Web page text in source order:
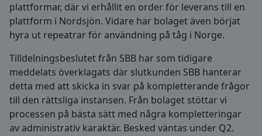
plattformar, där vi erhållit en order för leverans till en
plattform i Nordsjön. Vidare har bolaget även börjat
hyra ut repeatrar för användning på tåg i Norge.
Tilldelningsbeslutet från SBB har som tidigare
meddelats överklagats där slutkunden SBB hanterar
detta med att skicka in svar på kompletterande frågor
till den rättsliga instansen. Från bolaget stöttar vi
processen på bästa sätt med några kompletteringar
av administrativ karaktär. Besked väntas under Q2.